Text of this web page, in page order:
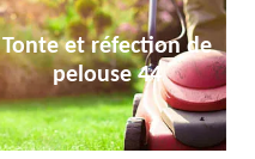
Tonte et réfection de
pelouse 44